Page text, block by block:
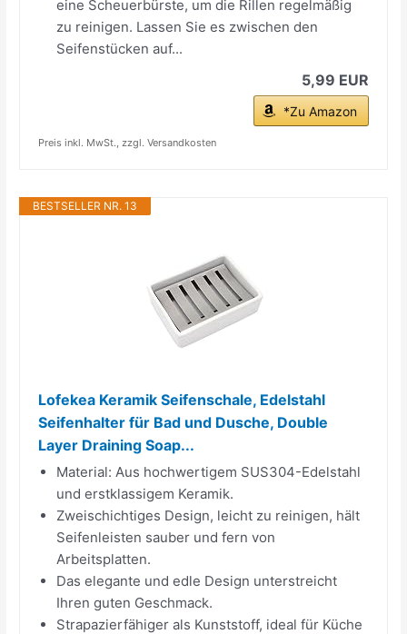
eine Scheuerbürste, um die Rillen regelmäßig
zu reinigen. Lassen Sie es zwischen den
Seifenstücken auf...
5,99 EUR
*Zu Amazon
Preis inkl. MwSt., zzgl. Versandkosten
BESTSELLER NR. 13
Lofekea Keramik Seifenschale, Edelstahl
Seifenhalter für Bad und Dusche, Double
Layer Draining Soap...
Material: Aus hochwertigem SUS304-Edelstahl
und erstklassigem Keramik.
Zweischichtiges Design, leicht zu reinigen, hält
Seifenleisten sauber und fern von
Arbeitsplatten.
Das elegante und edle Design unterstreicht
Ihren guten Geschmack.
Strapazierfähiger als Kunststoff, ideal für Küche